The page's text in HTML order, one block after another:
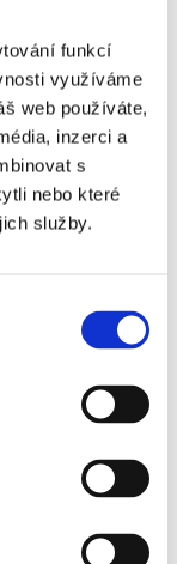
funkcí
využíváme
web používáte,
inzerci a
s
nebo které
služby.